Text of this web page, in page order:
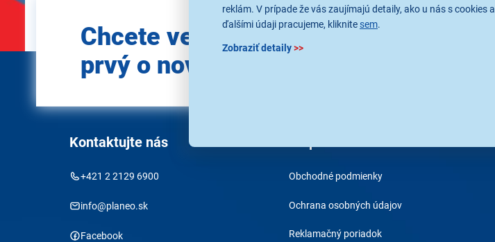
reklám. V prípade že vás zaujímajú detaily, ako u nás s cookies a
ďalšími údaji pracujeme, kliknite sem.
Zobraziť detaily>>
e-mail
Chcete vedieť ako
prvý o novinkách?
Kontaktujte nás
+421 2 2129 6900
info@planeo.sk
Facebook
Obchodné podmienky
Ochrana osobných údajov
Reklamačný poriadok